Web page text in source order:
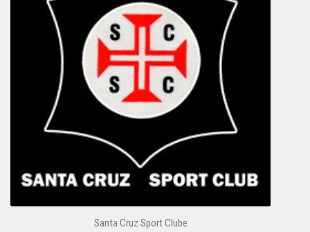
Santa Cruz Sport Clube